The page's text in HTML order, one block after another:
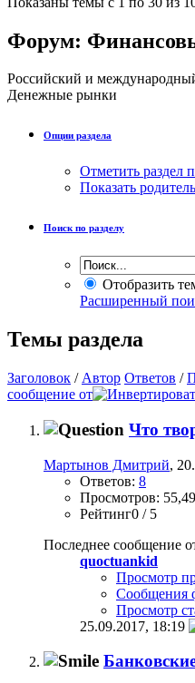
Форум:
Российский и
Денежные рынки
Опции раздела
Отметить раздел
Показать
Поиск по разделу
Отобразить
Расширенный
Темы раздела
Заголовок / Автор Ответов /
сообщение от
Что
Мартынов Дмитрий,
Ответов: 8
Просмотров:
Рейтинг0 / 5
Последнее сообщение
quoctuankid
Просмотр
Сообщения
Просмотр
25.09.2017, 18:19